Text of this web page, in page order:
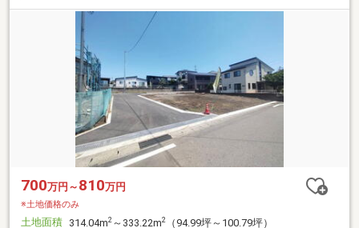
700万円～ 810万円
※土地価格のみ
土地面積 314.04m2 ～333.22m2 （94.99坪～100.79坪）